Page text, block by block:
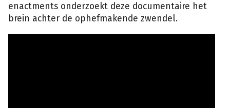
enactments onderzoekt deze documentaire het
brein achter de ophefmakende zwendel.